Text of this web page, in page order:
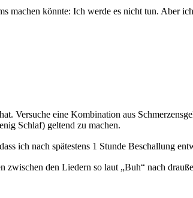
machen könnte: Ich werde es nicht tun. Aber
Versuche eine Kombination aus
Schlaf) geltend zu machen.
ich nach spätestens 1 Stunde Beschallung
den Liedern so laut „Buh“ nach